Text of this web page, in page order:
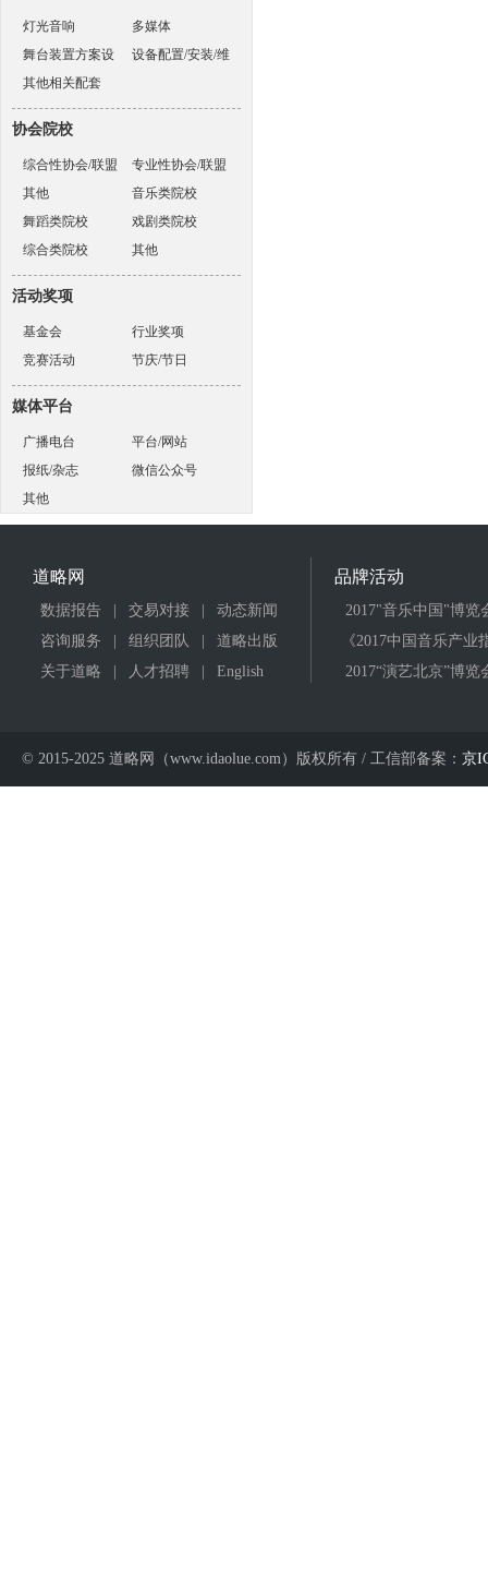
灯光音响
多媒体
舞台装置方案设
计
设备配置/安装/维
其他相关配套
协会院校
综合性协会/联盟
专业性协会/联盟
其他
音乐类院校
舞蹈类院校
戏剧类院校
综合类院校
其他
活动奖项
基金会
行业奖项
竞赛活动
节庆/节日
媒体平台
广播电台
平台/网站
报纸/杂志
微信公众号
其他
道略网
数据报告 交易对接
动态新闻
咨询服务
组织团队
道略出版
关于道略
人才招聘 English
品牌活动
2017"音乐中国"博览
《2017中国音乐产业
2017“演艺北京”博览
© 2015-2025 道略网（www.idaolue.com）版权所有 / 工信部备案： 京